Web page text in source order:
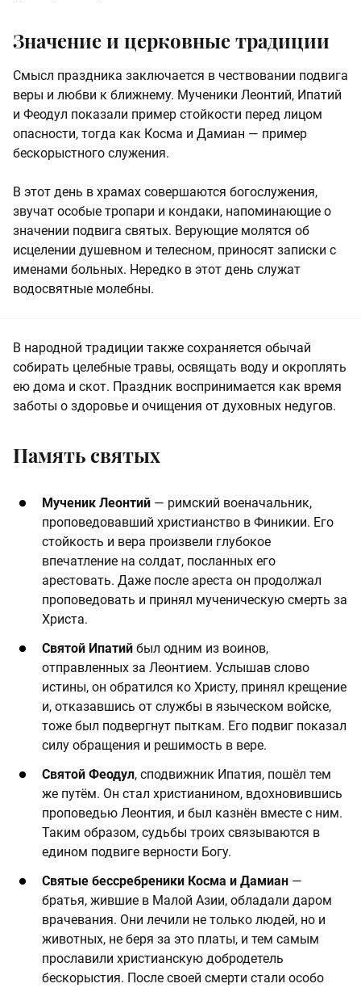
Значение и церковные традиции
Смысл праздника заключается в чествовании подвига
веры и любви к ближнему. Мученики Леонтий, Ипатий
и Феодул показали пример стойкости перед лицом
опасности, тогда как Косма и Дамиан — пример
бескорыстного служения.
В этот день в храмах совершаются богослужения,
звучат особые тропари и кондаки, напоминающие о
значении подвига святых. Верующие молятся об
исцелении душевном и телесном, приносят записки с
именами больных. Нередко в этот день служат
водосвятные молебны.
В народной традиции также сохраняется обычай
собирать целебные травы, освящать воду и окроплять
ею дома и скот. Праздник воспринимается как время
заботы о здоровье и очищения от духовных недугов.
Память святых
Мученик Леонтий — римский военачальник,
проповедовавший христианство в Финикии. Его
стойкость и вера произвели глубокое
впечатление на солдат, посланных его
арестовать. Даже после ареста он продолжал
проповедовать и принял мученическую смерть за
Христа.
Святой Ипатий был одним из воинов,
отправленных за Леонтием. Услышав слово
истины, он обратился ко Христу, принял крещение
и, отказавшись от службы в языческом войске,
тоже был подвергнут пыткам. Его подвиг показал
силу обращения и решимость в вере.
Святой Феодул, сподвижник Ипатия, пошёл тем
же путём. Он стал христианином, вдохновившись
проповедью Леонтия, и был казнён вместе с ним.
Таким образом, судьбы троих связываются в
едином подвиге верности Богу.
Святые бессребреники Косма и Дамиан —
братья, жившие в Малой Азии, обладали даром
врачевания. Они лечили не только людей, но и
животных, не беря за это платы, и тем самым
прославили христианскую добродетель
бескорыстия. После своей смерти стали особо